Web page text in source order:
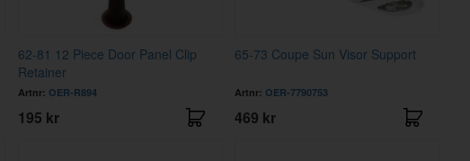
62-81 12 Piece Door Panel Clip
Retainer
Artnr: OER-R894
195 kr
65-73 Coupe Sun Visor Support
Artnr: OER-7790753
469 kr